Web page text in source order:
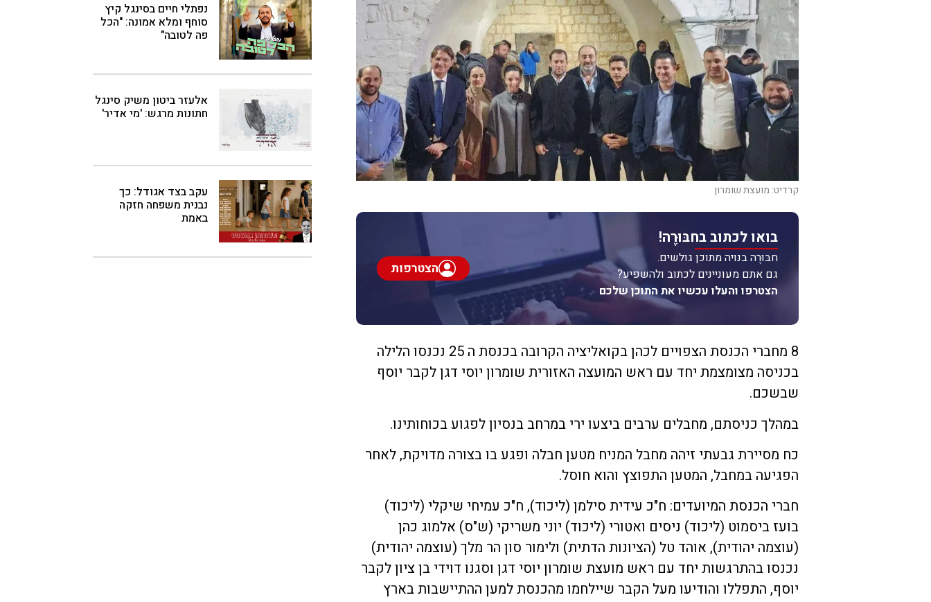
קרדיט: מועצת שומרון
בואו לכתוב בחבּוּרֶה!
חבּוּרֶה בנויה מתוכן גולשים.
גם אתם מעוניינים לכתוב ולהשפיע?
הצטרפו והעלו עכשיו את התוכן שלכם
הצטרפות
8 מחברי הכנסת הצפויים לכהן בקואליציה הקרובה בכנסת ה 25 נכנסו הלילה
בכניסה מצומצמת יחד עם ראש המועצה האזורית שומרון יוסי דגן לקבר יוסף
שבשכם.
במהלך כניסתם, מחבלים ערבים ביצעו ירי במרחב בנסיון לפגוע בכוחותינו.
כח מסיירת גבעתי זיהה מחבל המניח מטען חבלה ופגע בו בצורה מדויקת, לאחר
הפגיעה במחבל, המטען התפוצץ והוא חוסל.
חברי הכנסת המיועדים: ח"כ עידית סילמן (ליכוד), ח"כ עמיחי שיקלי (ליכוד)
בועז ביסמוט (ליכוד) ניסים ואטורי (ליכוד) יוני משריקי (ש"ס) אלמוג כהן
(עוצמה יהודית), אוהד טל (הציונות הדתית) ולימור סון הר מלך (עוצמה יהודית)
נכנסו בהתרגשות יחד עם ראש מועצת שומרון יוסי דגן וסגנו דוידי בן ציון לקבר
יוסף, התפללו והודיעו מעל הקבר שיילחמו מהכנסת למען ההתיישבות בארץ
נפתלי חיים בסינגל קיץ
סוחף ומלא אמונה: "הכל
פה לטובה"
אלעזר ביטון משיק סינגל
חתונות מרגש: 'מי אדיר'
עקב בצד אגודל: כך
נבנית משפחה חזקה
באמת